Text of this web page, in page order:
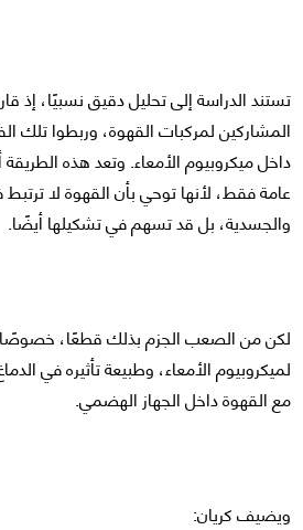
تستند الدراسة إلى تحليل دقيق نسبيًا، إذ
المشاركين لمركبات القهوة، وربطوا تلك
داخل ميكروبيوم الأمعاء. وتعد هذه
عامة فقط، لأنها توحي بأن القهوة لا
والجسدية، بل قد تسهم في تشكيلها أيضًا.
لكن من الصعب الجزم بذلك قطعًا، خصوصًا
لميكروبيوم الأمعاء، وطبيعة تأثيره في
مع القهوة داخل الجهاز الهضمي.
ويضيف كريان: